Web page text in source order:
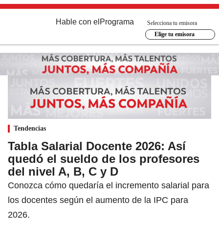
Hable con el Programa
Selecciona tu emisora
Elige tu emisora
Tendencias
Tabla Salarial Docente 2026: Así
quedó el sueldo de los profesores
del nivel A, B, C y D
Conozca cómo quedaría el incremento salarial para
los docentes según el aumento de la IPC para
2026.